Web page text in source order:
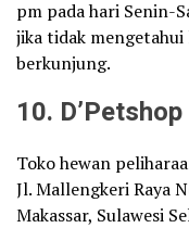
pm pada hari Senin-
jika tidak
berkunjung.
10.
Toko hewan
Jl. Mallengkeri Raya
Makassar, Sulawesi